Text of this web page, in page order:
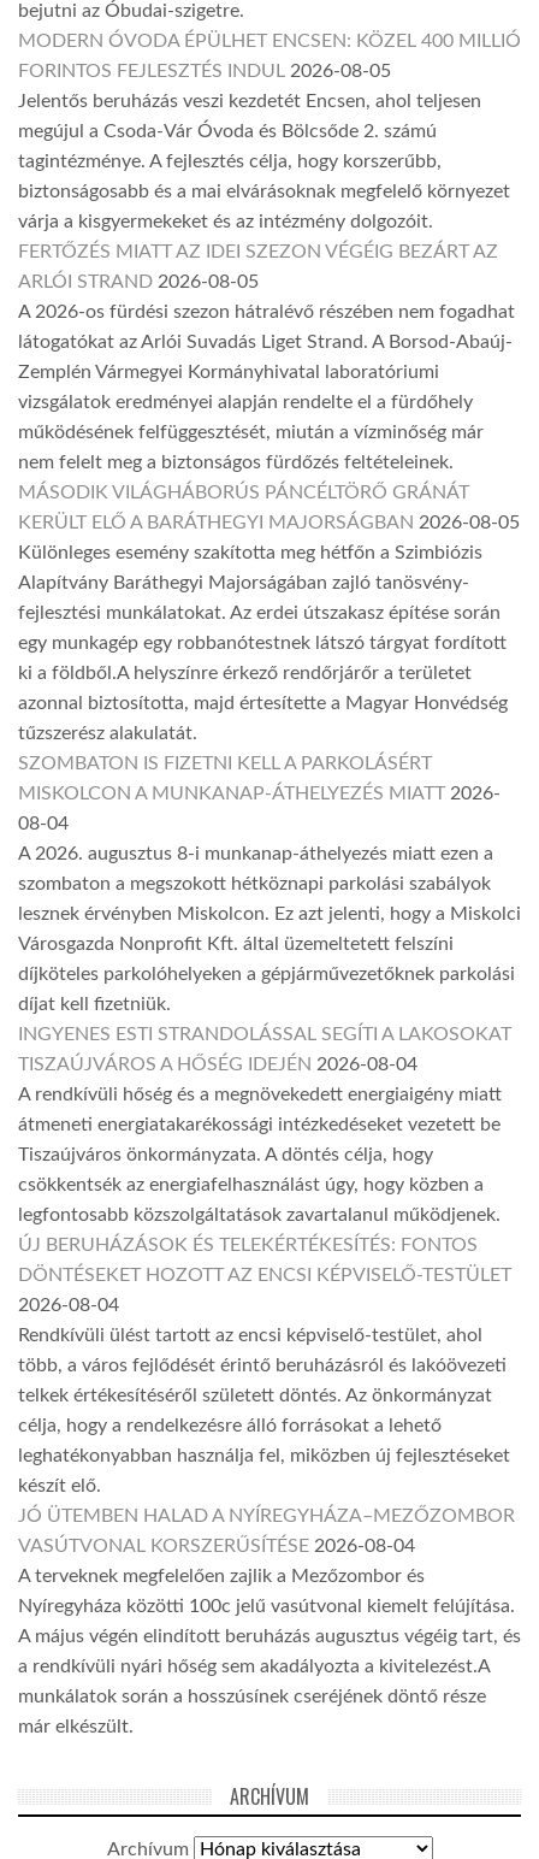
bejutni az Óbudai-szigetre.
MODERN ÓVODA ÉPÜLHET ENCSEN: KÖZEL 400 MILLIÓ
FORINTOS FEJLESZTÉS INDUL 2026-08-05
Jelentős beruházás veszi kezdetét Encsen, ahol teljesen
megújul a Csoda-Vár Óvoda és Bölcsőde 2. számú
tagintézménye. A fejlesztés célja, hogy korszerűbb,
biztonságosabb és a mai elvárásoknak megfelelő környezet
várja a kisgyermekeket és az intézmény dolgozóit.
FERTŐZÉS MIATT AZ IDEI SZEZON VÉGÉIG BEZÁRT AZ
ARLÓI STRAND 2026-08-05
A 2026-os fürdési szezon hátralévő részében nem fogadhat
látogatókat az Arlói Suvadás Liget Strand. A Borsod-Abaúj-
Zemplén Vármegyei Kormányhivatal laboratóriumi
vizsgálatok eredményei alapján rendelte el a fürdőhely
működésének felfüggesztését, miután a vízminőség már
nem felelt meg a biztonságos fürdőzés feltételeinek.
MÁSODIK VILÁGHÁBORÚS PÁNCÉLTÖRŐ GRÁNÁT
KERÜLT ELŐ A BARÁTHEGYI MAJORSÁGBAN 2026-08-05
Különleges esemény szakította meg hétfőn a Szimbiózis
Alapítvány Baráthegyi Majorságában zajló tanösvény-
fejlesztési munkálatokat. Az erdei útszakasz építése során
egy munkagép egy robbanótestnek látszó tárgyat fordított
ki a földből.A helyszínre érkező rendőrjárőr a területet
azonnal biztosította, majd értesítette a Magyar Honvédség
tűzszerész alakulatát.
SZOMBATON IS FIZETNI KELL A PARKOLÁSÉRT
MISKOLCON A MUNKANAP-ÁTHELYEZÉS MIATT 2026-
08-04
A 2026. augusztus 8-i munkanap-áthelyezés miatt ezen a
szombaton a megszokott hétköznapi parkolási szabályok
lesznek érvényben Miskolcon. Ez azt jelenti, hogy a Miskolci
Városgazda Nonprofit Kft. által üzemeltetett felszíni
díjköteles parkolóhelyeken a gépjárművezetőknek parkolási
díjat kell fizetniük.
INGYENES ESTI STRANDOLÁSSAL SEGÍTI A LAKOSOKAT
TISZAÚJVÁROS A HŐSÉG IDEJÉN 2026-08-04
A rendkívüli hőség és a megnövekedett energiaigény miatt
átmeneti energiatakarékossági intézkedéseket vezetett be
Tiszaújváros önkormányzata. A döntés célja, hogy
csökkentsék az energiafelhasználást úgy, hogy közben a
legfontosabb közszolgáltatások zavartalanul működjenek.
ÚJ BERUHÁZÁSOK ÉS TELEKÉRTÉKESÍTÉS: FONTOS
DÖNTÉSEKET HOZOTT AZ ENCSI KÉPVISELŐ-TESTÜLET
2026-08-04
Rendkívüli ülést tartott az encsi képviselő-testület, ahol
több, a város fejlődését érintő beruházásról és lakóövezeti
telkek értékesítéséről született döntés. Az önkormányzat
célja, hogy a rendelkezésre álló forrásokat a lehető
leghatékonyabban használja fel, miközben új fejlesztéseket
készít elő.
JÓ ÜTEMBEN HALAD A NYÍREGYHÁZA–MEZŐZOMBOR
VASÚTVONAL KORSZERŰSÍTÉSE 2026-08-04
A terveknek megfelelően zajlik a Mezőzombor és
Nyíregyháza közötti 100c jelű vasútvonal kiemelt felújítása.
A május végén elindított beruházás augusztus végéig tart, és
a rendkívüli nyári hőség sem akadályozta a kivitelezést.A
munkálatok során a hosszúsínek cseréjének döntő része
már elkészült.
ARCHÍVUM
Archívum